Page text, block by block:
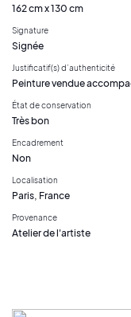
162 cm x 130 cm
Signature
Signée
Justificatif(s) d’authenticité
Peinture vendue
État de conservation
Très bon
Encadrement
Non
Localisation
Paris, France
Provenance
Atelier de l'artiste